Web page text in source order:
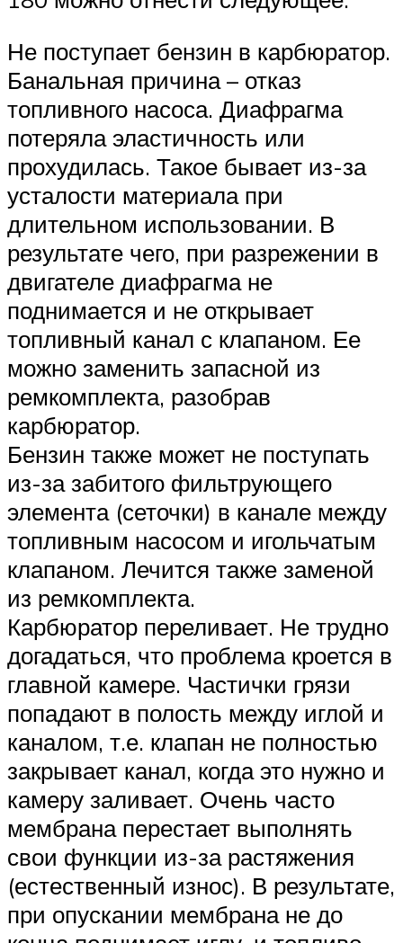
Не поступает бензин в карбюратор.
Банальная причина – отказ
топливного насоса. Диафрагма
потеряла эластичность или
прохудилась. Такое бывает из-за
усталости материала при
длительном использовании. В
результате чего, при разрежении в
двигателе диафрагма не
поднимается и не открывает
топливный канал с клапаном. Ее
можно заменить запасной из
ремкомплекта, разобрав
карбюратор.
Бензин также может не поступать
из-за забитого фильтрующего
элемента (сеточки) в канале между
топливным насосом и игольчатым
клапаном. Лечится также заменой
из ремкомплекта.
Карбюратор переливает. Не трудно
догадаться, что проблема кроется в
главной камере. Частички грязи
попадают в полость между иглой и
каналом, т.е. клапан не полностью
закрывает канал, когда это нужно и
камеру заливает. Очень часто
мембрана перестает выполнять
свои функции из-за растяжения
(естественный износ). В результате,
при опускании мембрана не до